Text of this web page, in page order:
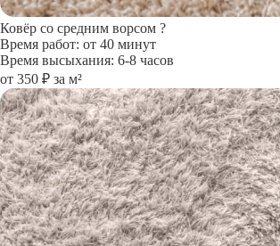
Ковёр со средним ворсом ?
Время работ: от 40 минут
Время высыхания: 6-8 часов
от 350 ₽ за м²